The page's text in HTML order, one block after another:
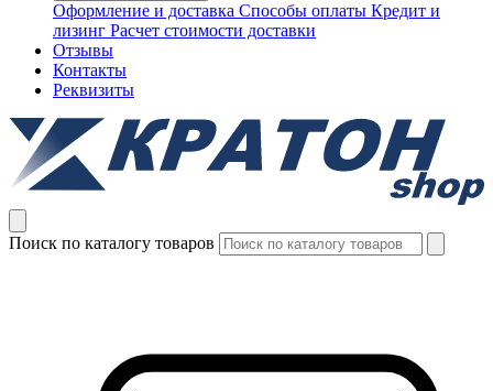
Оформление и доставка Способы оплаты Кредит и
лизинг Расчет стоимости доставки
Отзывы
Контакты
Реквизиты
Поиск по каталогу товаров